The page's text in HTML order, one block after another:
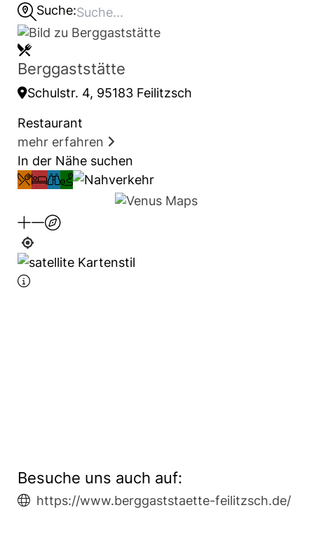
Suche:
Berggaststätte
Schulstr. 4, 95183 Feilitzsch
Restaurant
mehr erfahren
In der Nähe suchen
Besuche uns auch auf:
https://www.berggaststaette-feilitzsch.de/